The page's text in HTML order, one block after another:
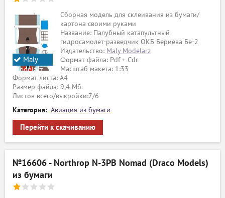
Maly
Modelarz
Сборная модель для склеивания из бумаги/
картона своими руками
Название: Палубный катапультный
гидросамолет-разведчик ОКБ Бериева Бе-2
Издательство: Maly Modelarz
Формат файла: Pdf + Cdr
Масштаб макета: 1:33
Формат листа: А4
Размер файла: 9,4 Мб.
Листов всего/выкройки:7/6
Категория: Авиация из бумаги
Перейти к скачиванию
№16606 - Northrop N-3PB Nomad (Draco Models)
из бумаги